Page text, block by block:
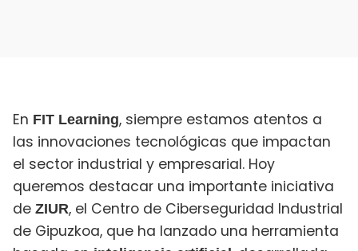
En FIT Learning, siempre estamos atentos a
las innovaciones tecnológicas que impactan
el sector industrial y empresarial. Hoy
queremos destacar una importante iniciativa
de ZIUR, el Centro de Ciberseguridad Industrial
de Gipuzkoa, que ha lanzado una herramienta